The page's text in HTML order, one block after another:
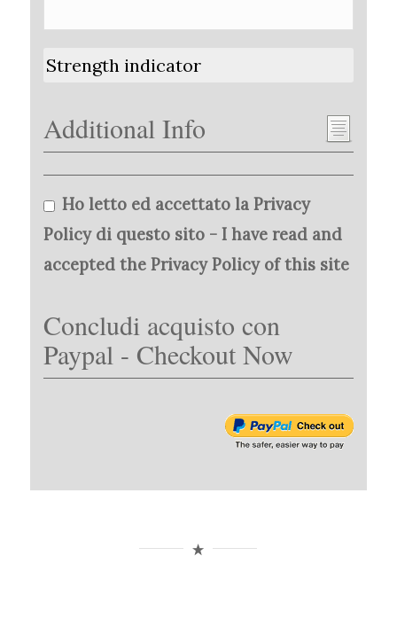
Strength indicator
Additional Info
Ho letto ed accettato la Privacy
Policy di questo sito - I have read and
accepted the Privacy Policy of this site
Concludi acquisto con
Paypal - Checkout Now